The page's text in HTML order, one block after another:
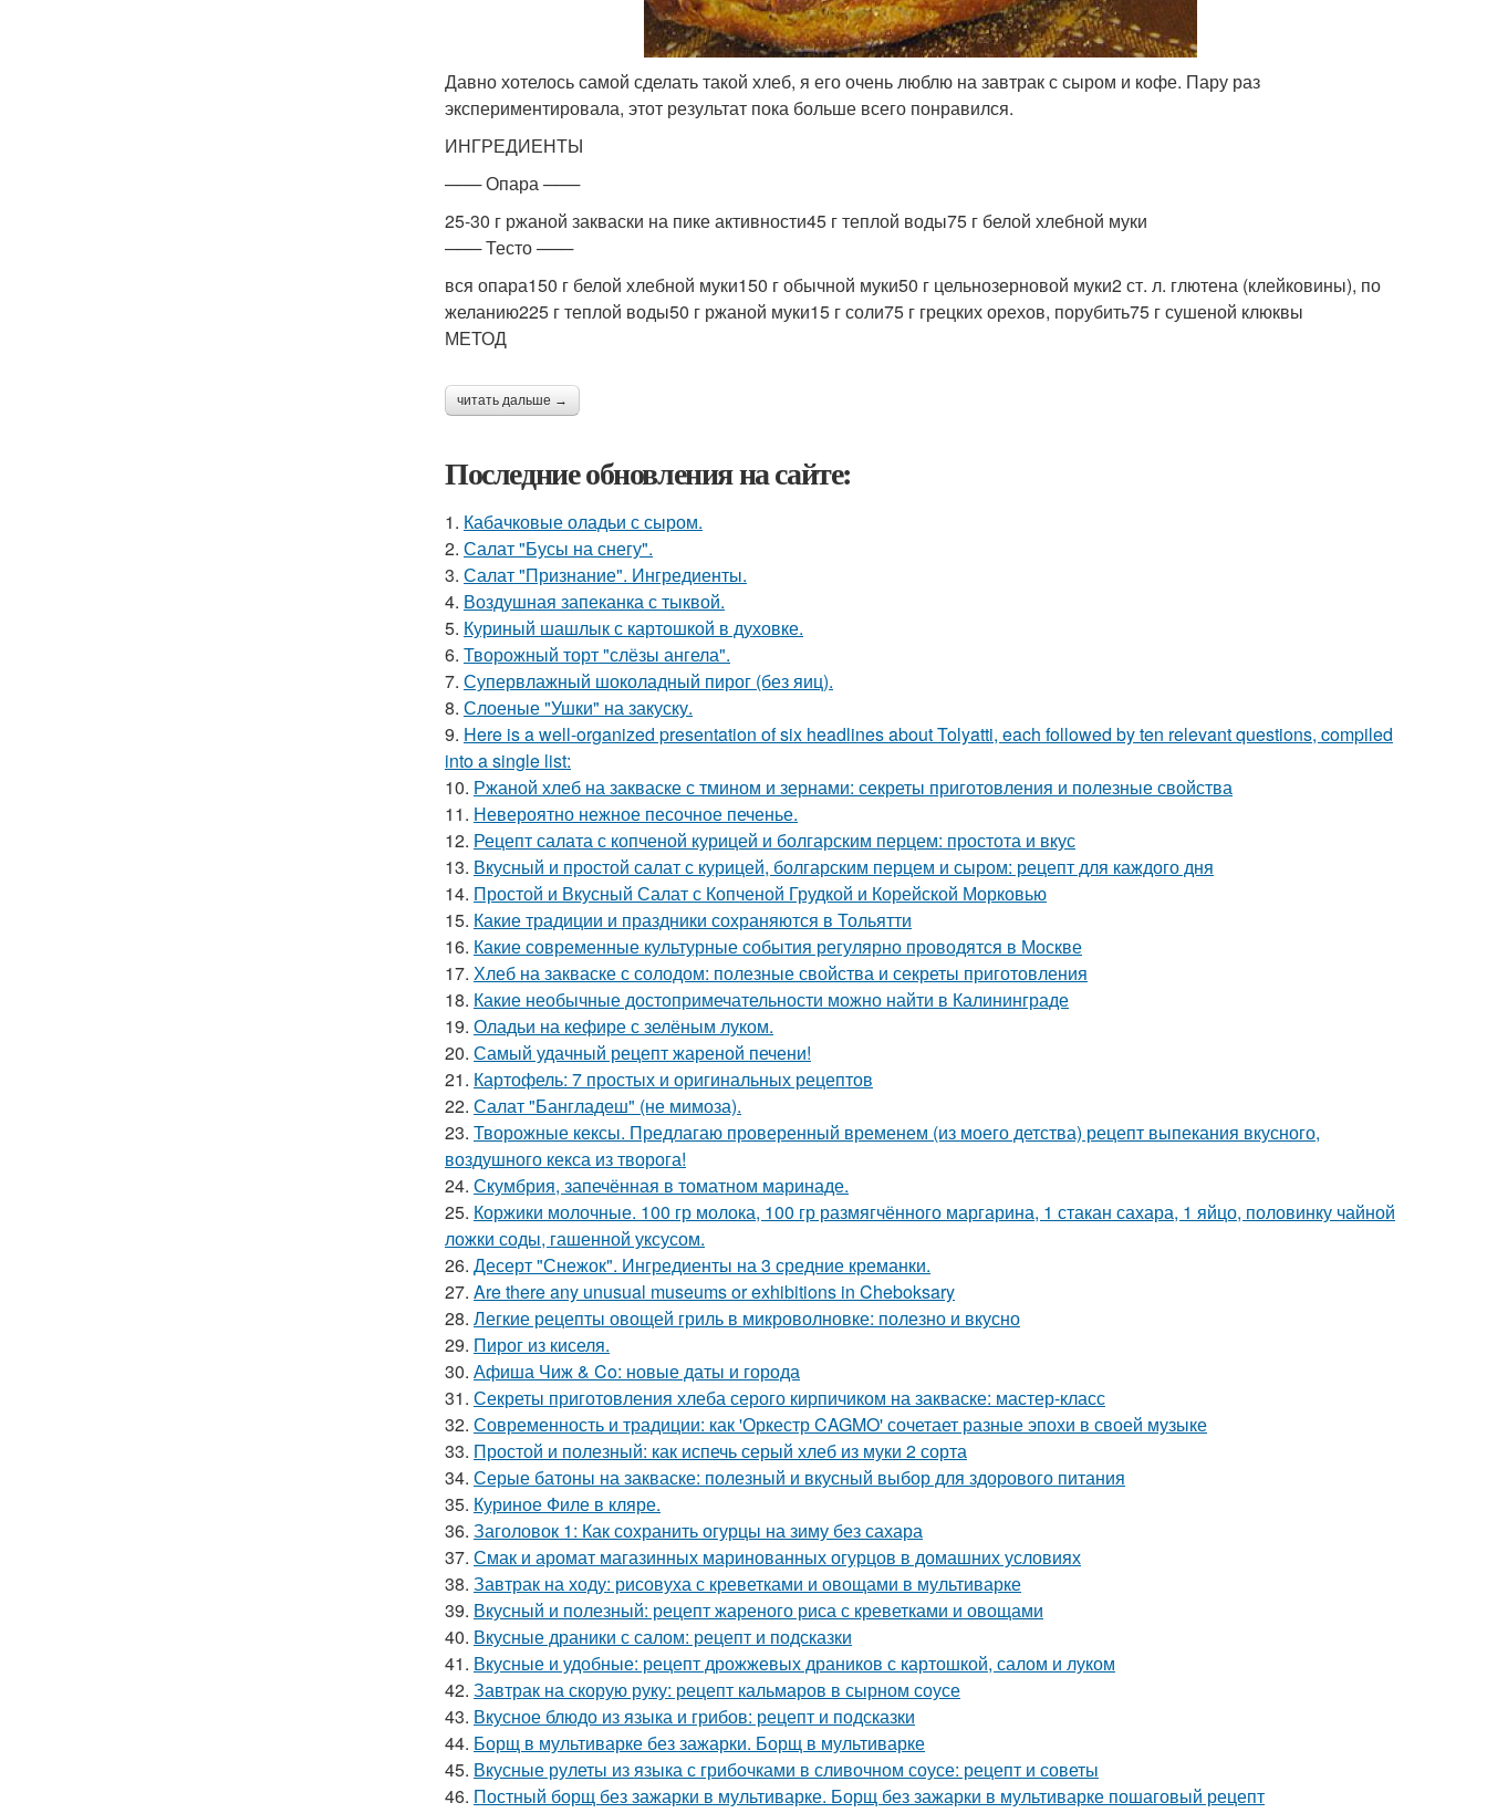
Давно хотелось самой сделать такой хлеб, я его очень люблю на завтрак с сыром и кофе. Пару раз
экспериментировала, этот результат пока больше всего понравился.
ИНГРЕДИЕНТЫ
─── Опара ───
25-30 г ржаной закваски на пике активности45 г теплой воды75 г белой хлебной муки
─── Тесто ───
вся опара150 г белой хлебной муки150 г обычной муки50 г цельнозерновой муки2 ст. л. глютена (клейковины), по
желанию225 г теплой воды50 г ржаной муки15 г соли75 г грецких орехов, порубить75 г сушеной клюквы
МЕТОД
читать дальше →
Последние обновления на сайте:
1. Кабачковые оладьи с сыром.
2. Салат "Бусы на снегу".
3. Салат "Признание". Ингредиенты.
4. Воздушная запеканка с тыквой.
5. Куриный шашлык с картошкой в духовке.
6. Творожный торт "слёзы ангела".
7. Супервлажный шоколадный пирог (без яиц).
8. Слоеные "Ушки" на закуску.
9. Here is a well-organized presentation of six headlines about Tolyatti, each followed by ten relevant questions, compiled
into a single list:
10. Ржаной хлеб на закваске с тмином и зернами: секреты приготовления и полезные свойства
11. Невероятно нежное песочное печенье.
12. Рецепт салата с копченой курицей и болгарским перцем: простота и вкус
13. Вкусный и простой салат с курицей, болгарским перцем и сыром: рецепт для каждого дня
14. Простой и Вкусный Салат с Копченой Грудкой и Корейской Морковью
15. Какие традиции и праздники сохраняются в Тольятти
16. Какие современные культурные события регулярно проводятся в Москве
17. Хлеб на закваске с солодом: полезные свойства и секреты приготовления
18. Какие необычные достопримечательности можно найти в Калининграде
19. Оладьи на кефире с зелёным луком.
20. Самый удачный рецепт жареной печени!
21. Картофель: 7 простых и оригинальных рецептов
22. Салат "Бангладеш" (не мимоза).
23. Творожные кексы. Предлагаю проверенный временем (из моего детства) рецепт выпекания вкусного,
воздушного кекса из творога!
24. Скумбрия, запечённая в томатном маринаде.
25. Коржики молочные. 100 гр молока, 100 гр размягчённого маргарина, 1 стакан сахара, 1 яйцо, половинку чайной
ложки соды, гашенной уксусом.
26. Десерт "Снежок". Ингредиенты на 3 средние креманки.
27. Are there any unusual museums or exhibitions in Cheboksary
28. Легкие рецепты овощей гриль в микроволновке: полезно и вкусно
29. Пирог из киселя.
30. Афиша Чиж & Co: новые даты и города
31. Секреты приготовления хлеба серого кирпичиком на закваске: мастер-класс
32. Современность и традиции: как 'Оркестр CAGMO' сочетает разные эпохи в своей музыке
33. Простой и полезный: как испечь серый хлеб из муки 2 сорта
34. Серые батоны на закваске: полезный и вкусный выбор для здорового питания
35. Куриное Филе в кляре.
36. Заголовок 1: Как сохранить огурцы на зиму без сахара
37. Смак и аромат магазинных маринованных огурцов в домашних условиях
38. Завтрак на ходу: рисовуха с креветками и овощами в мультиварке
39. Вкусный и полезный: рецепт жареного риса с креветками и овощами
40. Вкусные драники с салом: рецепт и подсказки
41. Вкусные и удобные: рецепт дрожжевых драников с картошкой, салом и луком
42. Завтрак на скорую руку: рецепт кальмаров в сырном соусе
43. Вкусное блюдо из языка и грибов: рецепт и подсказки
44. Борщ в мультиварке без зажарки. Борщ в мультиварке
45. Вкусные рулеты из языка с грибочками в сливочном соусе: рецепт и советы
46. Постный борщ без зажарки в мультиварке. Борщ без зажарки в мультиварке пошаговый рецепт